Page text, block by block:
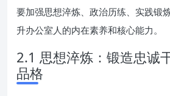
要加强思想淬炼、政治历练、实践锻
升办公室人的内在素养和核心能力。
2.1 思想淬炼：锻造忠诚
品格